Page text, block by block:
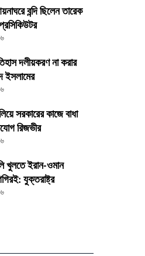
বন্দি ছিলেন তারেক
দলীয়করণ না করার
ইসলামের
সরকারের কাজে বাধা
রিজভীর
খুলতে ইরান-ওমান
যুক্তরাষ্ট্র